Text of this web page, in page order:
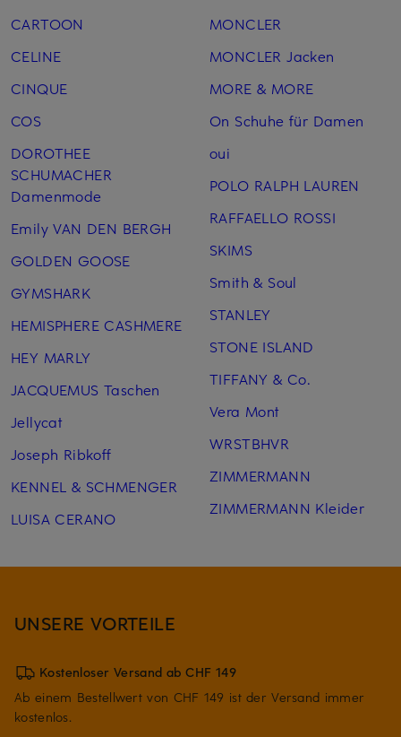
CARTOON
CELINE
CINQUE
COS
DOROTHEE
SCHUMACHER
Damenmode
Emily VAN DEN BERGH
GOLDEN GOOSE
GYMSHARK
HEMISPHERE CASHMERE
HEY MARLY
JACQUEMUS Taschen
Jellycat
Joseph Ribkoff
KENNEL & SCHMENGER
LUISA CERANO
MONCLER
MONCLER Jacken
MORE & MORE
On Schuhe für Damen
oui
POLO RALPH LAUREN
RAFFAELLO ROSSI
SKIMS
Smith & Soul
STANLEY
STONE ISLAND
TIFFANY & Co.
Vera Mont
WRSTBHVR
ZIMMERMANN
ZIMMERMANN Kleider
UNSERE VORTEILE
Kostenloser Versand ab CHF 149
Ab einem Bestellwert von CHF 149 ist der Versand immer
kostenlos.